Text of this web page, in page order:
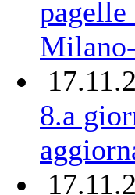
8.a